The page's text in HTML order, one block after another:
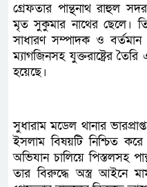
গ্রেফতার পান্থনাথ রাহুল
মৃত সুকুমার নাথের ছেলে।
সাধারণ সম্পাদক ও
ম্যাগজিনসহ যুক্তরাষ্ট্রের
হয়েছে।
সুধারাম মডেল থানার
ইসলাম বিষয়টি নিশ্চিত
অভিযান চালিয়ে পিস্তলসহ
তার বিরুদ্ধে অস্ত্র আইনে